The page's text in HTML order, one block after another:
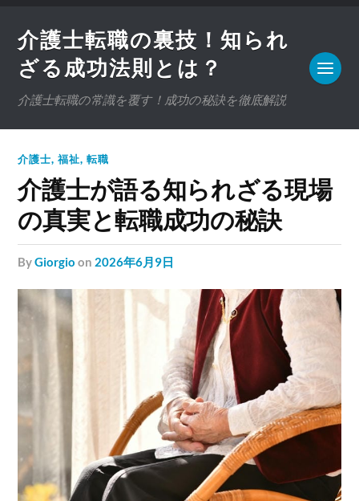
介護士転職の裏技！知られ
ざる成功法則とは？
介護士転職の常識を覆す！成功の秘訣を徹底解説
介護士,福祉,転職
介護士が語る知られざる現場
の真実と転職成功の秘訣
byGiorgio on 2026年6月9日